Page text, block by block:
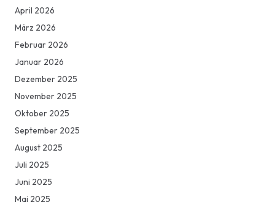
April 2026
März 2026
Februar 2026
Januar 2026
Dezember 2025
November 2025
Oktober 2025
September 2025
August 2025
Juli 2025
Juni 2025
Mai 2025